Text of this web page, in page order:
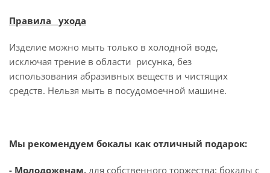
Правила ухода
Изделие можно мыть только в холодной воде,
исключая трение в области рисунка, без
использования абразивных веществ и чистящих
средств. Нельзя мыть в посудомоечной машине.
Мы рекомендуем бокалы как отличный подарок:
- Молодоженам, для собственного торжества: бокалы с